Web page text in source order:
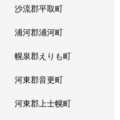
沙流郡平取町
浦河郡浦河町
幌泉郡えりも町
河東郡音更町
河東郡上士幌町